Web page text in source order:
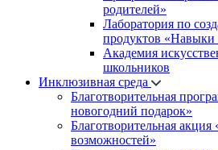
родителей»
Лаборатория по
продуктов «Навыки
Академия
школьников
Инклюзивная среда
Благотворительная
новогодний подарок»
Благотворительная
возможностей»